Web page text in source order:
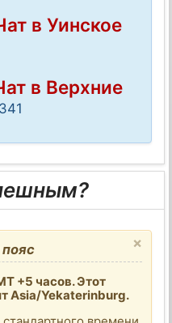
в Уинское
в Верхние
×
+5 часов. Этот
Asia/Yekaterinburg.